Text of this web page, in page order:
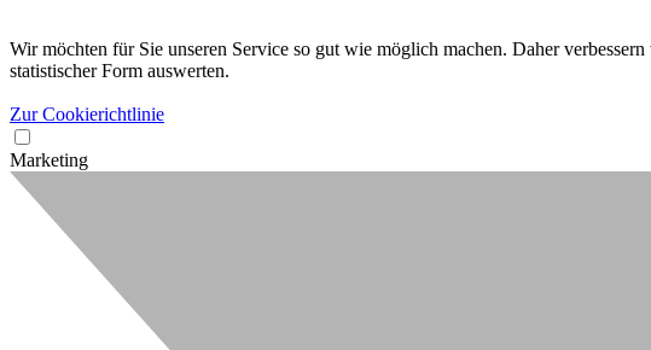
Wir möchten für Sie unseren Service so gut wie möglich machen. Daher
statistischer Form auswerten.
Zur Cookierichtlinie
Marketing